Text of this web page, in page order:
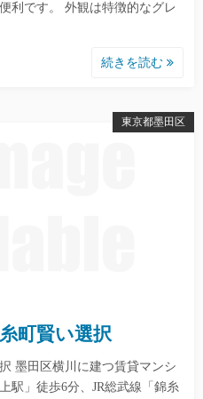
利です。 外観は特徴的なグレ
続きを読む
東京都墨田区
町賢い選択
墨田区横川に建つ賃貸マンシ
駅」徒歩6分、JR総武線「錦糸